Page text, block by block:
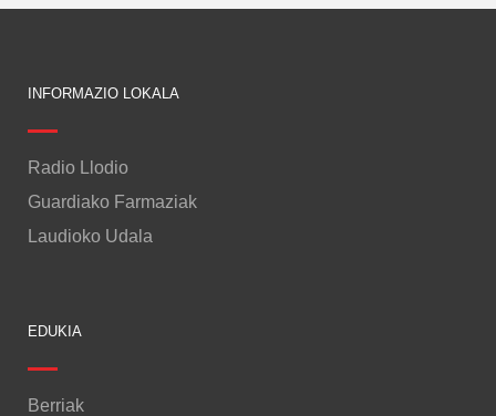
INFORMAZIO LOKALA
Radio Llodio
Guardiako Farmaziak
Laudioko Udala
EDUKIA
Berriak